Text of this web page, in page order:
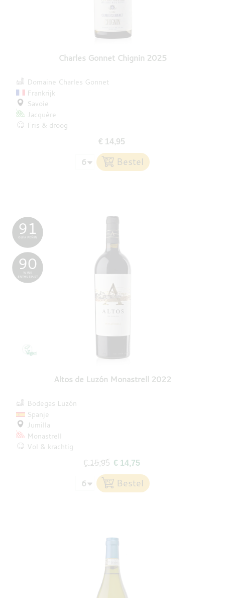
Charles Gonnet Chignin 2025
Domaine Charles Gonnet
Frankrijk
Savoie
Jacquère
Fris & droog
€ 14,95
Altos de Luzón Monastrell 2022
91
GUÍA PEÑIN
90
WINE
ENTHUSIAST
Bodegas Luzón
Spanje
Jumilla
Monastrell
Vol & krachtig
€ 15,95 € 14,75